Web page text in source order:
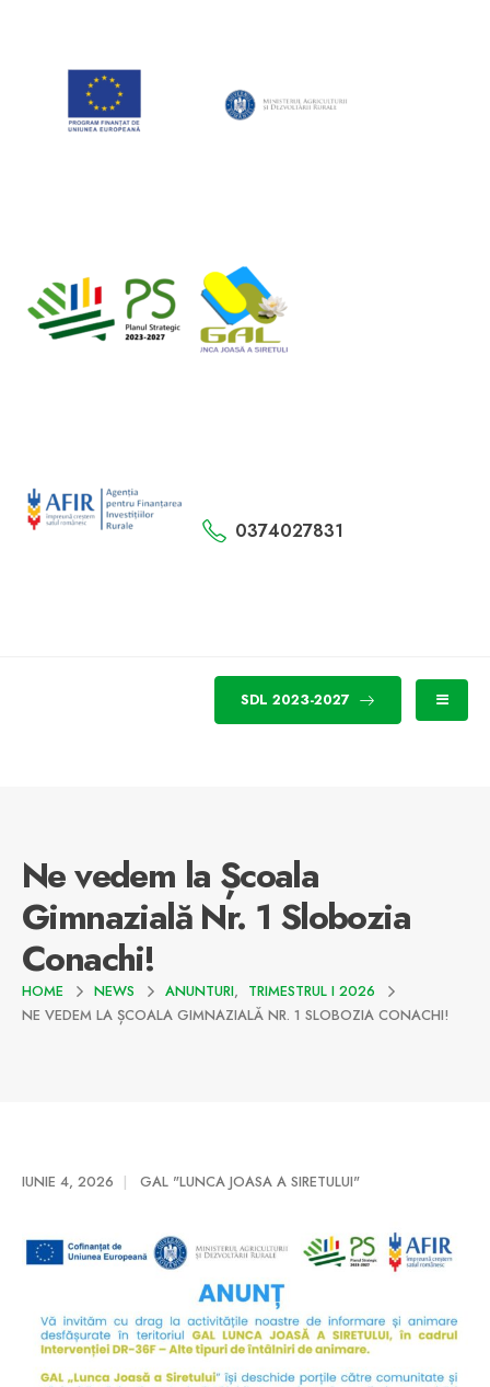
0374027831
SDL 2023-2027
Ne vedem la Școala
Gimnazială Nr. 1 Slobozia
Conachi!
HOME NEWS ANUNTURI, TRIMESTRUL I 2026
NE VEDEM LA ȘCOALA GIMNAZIALĂ NR. 1 SLOBOZIA CONACHI!
IUNIE 4, 2026 GAL "LUNCA JOASA A SIRETULUI"